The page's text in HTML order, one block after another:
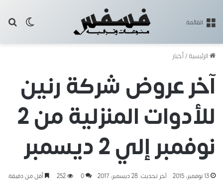
القائمة
الرئيسية/أخبار
آخر عروض شركة رنين
للأدوات المنزلية من 2
نوفمبر إلي 2 ديسمبر
13 نوفمبر، 2015 آخر تحديث: 28 ديسمبر، 2017 0
252 أقل من دقيقة